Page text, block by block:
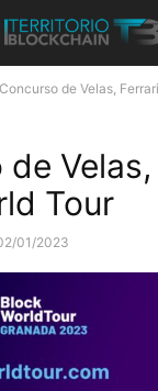
Concurso de Velas,
Tour
01/2023